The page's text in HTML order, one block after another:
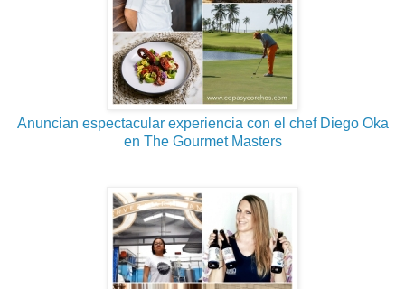
Anuncian espectacular experiencia con el chef Diego Oka
en The Gourmet Masters